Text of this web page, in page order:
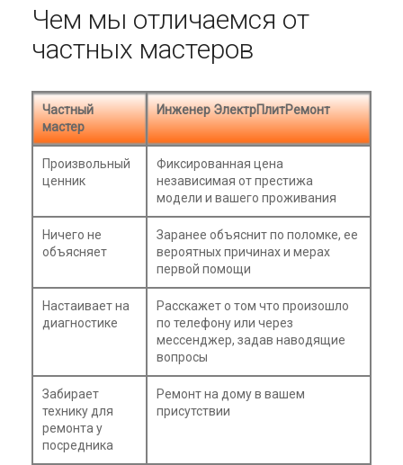
Чем мы отличаемся от
частных мастеров
Частный
мастер
Инженер ЭлектрПлитРемонт
Произвольный
ценник
Фиксированная цена
независимая от престижа
модели и вашего проживания
Ничего не
объясняет
Заранее объяснит по поломке, ее
вероятных причинах и мерах
первой помощи
Настаивает на
диагностике
Расскажет о том что произошло
по телефону или через
мессенджер, задав наводящие
вопросы
Забирает
технику для
ремонта у
посредника
Ремонт на дому в вашем
присутствии